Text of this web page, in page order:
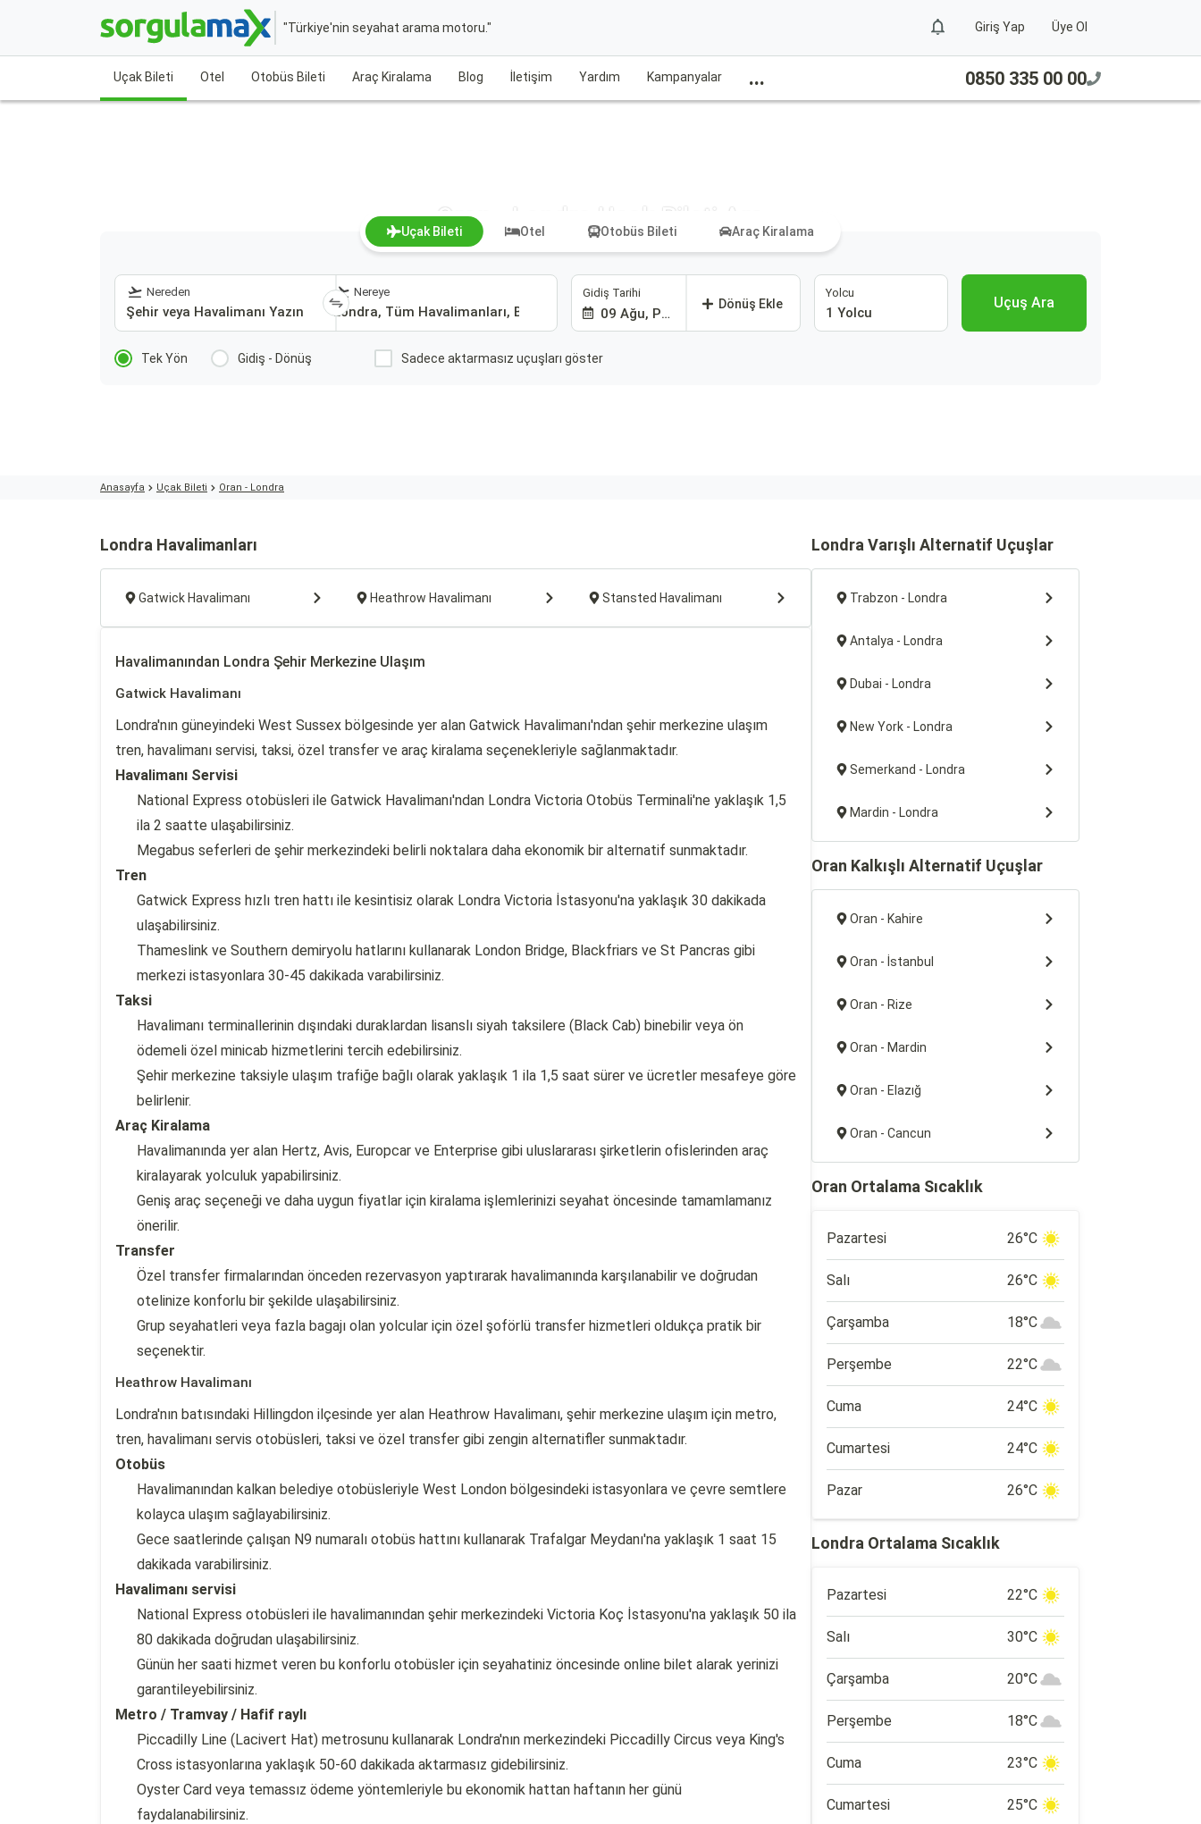
"Türkiye'nin seyahat arama motoru." Giriş Yap Üye Ol
Uçak Bileti Otel Otobüs Bileti Araç Kiralama Blog İletişim Yardım Kampanyalar ... 0850 335 00 00
Oran - Londra Uçak Bileti Ara
Uçak Bileti Otel Otobüs Bileti Araç Kiralama
Nereden Nereye Gidiş Tarihi
09 Ağu, Paz
Dönüş Ekle
Yolcu
1 Yolcu
Uçuş Ara
Tek Yön Gidiş - Dönüş Sadece aktarmasız uçuşları göster
Anasayfa Uçak Bileti Oran - Londra
Londra Havalimanları
Gatwick Havalimanı Heathrow Havalimanı Stansted Havalimanı
Havalimanından Londra Şehir Merkezine Ulaşım
Gatwick Havalimanı
Londra'nın güneyindeki West Sussex bölgesinde yer alan Gatwick Havalimanı'ndan şehir merkezine ulaşım
tren, havalimanı servisi, taksi, özel transfer ve araç kiralama seçenekleriyle sağlanmaktadır.
Havalimanı Servisi
National Express otobüsleri ile Gatwick Havalimanı'ndan Londra Victoria Otobüs Terminali'ne yaklaşık 1,5
ila 2 saatte ulaşabilirsiniz.
Megabus seferleri de şehir merkezindeki belirli noktalara daha ekonomik bir alternatif sunmaktadır.
Tren
Gatwick Express hızlı tren hattı ile kesintisiz olarak Londra Victoria İstasyonu'na yaklaşık 30 dakikada
ulaşabilirsiniz.
Thameslink ve Southern demiryolu hatlarını kullanarak London Bridge, Blackfriars ve St Pancras gibi
merkezi istasyonlara 30-45 dakikada varabilirsiniz.
Taksi
Havalimanı terminallerinin dışındaki duraklardan lisanslı siyah taksilere (Black Cab) binebilir veya ön
ödemeli özel minicab hizmetlerini tercih edebilirsiniz.
Şehir merkezine taksiyle ulaşım trafiğe bağlı olarak yaklaşık 1 ila 1,5 saat sürer ve ücretler mesafeye göre
belirlenir.
Araç Kiralama
Havalimanında yer alan Hertz, Avis, Europcar ve Enterprise gibi uluslararası şirketlerin ofislerinden araç
kiralayarak yolculuk yapabilirsiniz.
Geniş araç seçeneği ve daha uygun fiyatlar için kiralama işlemlerinizi seyahat öncesinde tamamlamanız
önerilir.
Transfer
Özel transfer firmalarından önceden rezervasyon yaptırarak havalimanında karşılanabilir ve doğrudan
otelinize konforlu bir şekilde ulaşabilirsiniz.
Grup seyahatleri veya fazla bagajı olan yolcular için özel şoförlü transfer hizmetleri oldukça pratik bir
seçenektir.
Heathrow Havalimanı
Londra'nın batısındaki Hillingdon ilçesinde yer alan Heathrow Havalimanı, şehir merkezine ulaşım için metro,
tren, havalimanı servis otobüsleri, taksi ve özel transfer gibi zengin alternatifler sunmaktadır.
Otobüs
Havalimanından kalkan belediye otobüsleriyle West London bölgesindeki istasyonlara ve çevre semtlere
kolayca ulaşım sağlayabilirsiniz.
Gece saatlerinde çalışan N9 numaralı otobüs hattını kullanarak Trafalgar Meydanı'na yaklaşık 1 saat 15
dakikada varabilirsiniz.
Havalimanı servisi
National Express otobüsleri ile havalimanından şehir merkezindeki Victoria Koç İstasyonu'na yaklaşık 50 ila
80 dakikada doğrudan ulaşabilirsiniz.
Günün her saati hizmet veren bu konforlu otobüsler için seyahatiniz öncesinde online bilet alarak yerinizi
garantileyebilirsiniz.
Metro / Tramvay / Hafif raylı
Piccadilly Line (Lacivert Hat) metrosunu kullanarak Londra'nın merkezindeki Piccadilly Circus veya King's
Cross istasyonlarına yaklaşık 50-60 dakikada aktarmasız gidebilirsiniz.
Oyster Card veya temassız ödeme yöntemleriyle bu ekonomik hattan haftanın her günü
faydalanabilirsiniz.
Londra Varışlı Alternatif Uçuşlar
Trabzon - Londra
Antalya - Londra
Dubai - Londra
New York - Londra
Semerkand - Londra
Mardin - Londra
Oran Kalkışlı Alternatif Uçuşlar
Oran - Kahire
Oran - İstanbul
Oran - Rize
Oran - Mardin
Oran - Elazığ
Oran - Cancun
Oran Ortalama Sıcaklık
Pazartesi 26°C
Salı 26°C
Çarşamba 18°C
Perşembe 22°C
Cuma 24°C
Cumartesi 24°C
Pazar 26°C
Londra Ortalama Sıcaklık
Pazartesi 22°C
Salı 30°C
Çarşamba 20°C
Perşembe 18°C
Cuma 23°C
Cumartesi 25°C